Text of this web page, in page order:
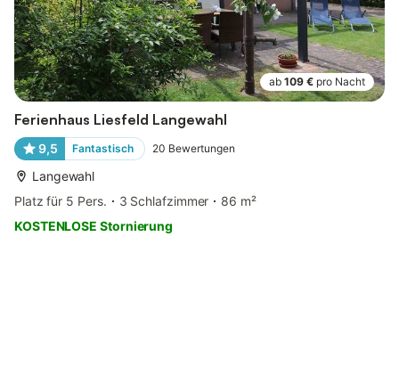
ab 109 € pro Nacht
Ferienhaus Liesfeld Langewahl
9,5 Fantastisch 20 Bewertungen
Langewahl
Platz für 5 Pers.
3 Schlafzimmer
86 m²
KOSTENLOSE Stornierung